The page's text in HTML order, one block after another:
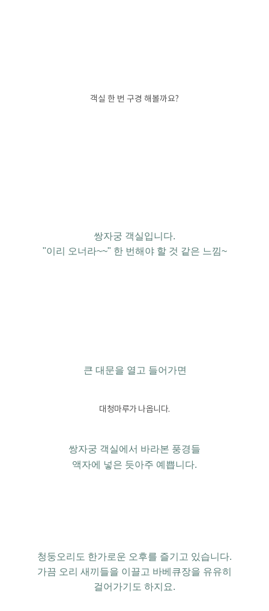
객실 한 번 구경 해볼까요?
쌍자궁 객실입니다.
"이리 오너라~~" 한 번해야 할 것 같은 느낌~
큰 대문을 열고 들어가면
대청마루가 나옵니다.
쌍자궁 객실에서 바라본 풍경들
액자에 넣은 듯아주 예쁩니다.
청둥오리도 한가로운 오후를 즐기고 있습니다.
가끔 오리 새끼들을 이끌고 바베큐장을 유유히
걸어가기도 하지요.